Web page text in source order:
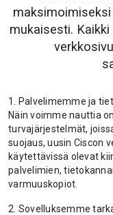
mukaisesti.
1. Palvelimemme ja
Näin voimme nauttia
turvajärjestelmät,
suojaus, uusin Ciscon
käytettävissä olevat
palvelimien,
varmuuskopiot.
2. Sovelluksemme